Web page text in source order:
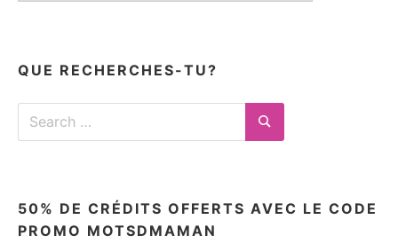
QUE RECHERCHES-TU?
Search
Search
50% DE CRÉDITS OFFERTS AVEC LE CODE
PROMO MOTSDMAMAN